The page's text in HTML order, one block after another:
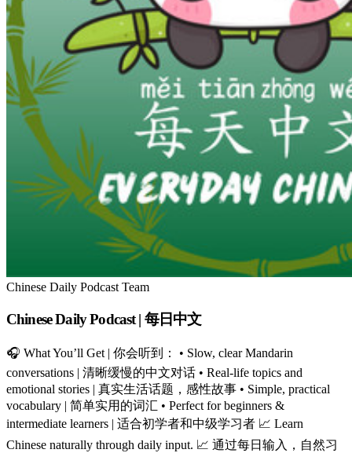
Chinese Daily Podcast Team
Chinese Daily Podcast | 每日中文
🎧 What You’ll Get | 你会听到： • Slow, clear Mandarin
conversations | 清晰缓慢的中文对话 • Real-life topics and
emotional stories | 真实生活话题，感性故事 • Simple, practical
vocabulary | 简单实用的词汇 • Perfect for beginners &
intermediate learners | 适合初学者和中级学习者 📈 Learn
Chinese naturally through daily input. 📈 通过每日输入，自然习